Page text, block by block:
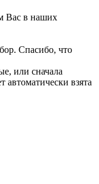
Вас в наших
Спасибо, что
или сначала
автоматически взята